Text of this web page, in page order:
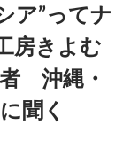
ア”ってナ
房きよむ
沖縄・
聞く